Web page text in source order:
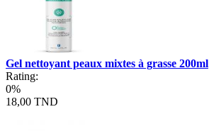
Gel nettoyant peaux mixtes à grasse 200ml
Rating:
0%
18,00 TND